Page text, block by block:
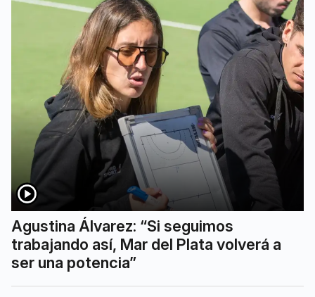
Agustina Álvarez: “Si seguimos
trabajando así, Mar del Plata volverá a
ser una potencia”